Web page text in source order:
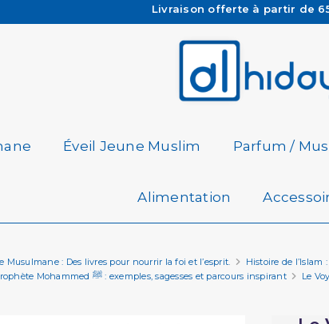
Les Commandes passées avant
Besoin d'aide ? Retrouvez
Livraison offerte à partir de
Éveil Jeune Muslim Parfum /
Alimentation
Musulmane : Des livres pour nourrir la foi et l’esprit.
Histoire de
Biographie du Prophète Mohammed ﷺ : exemples, sagesses et parcours inspirant
Le